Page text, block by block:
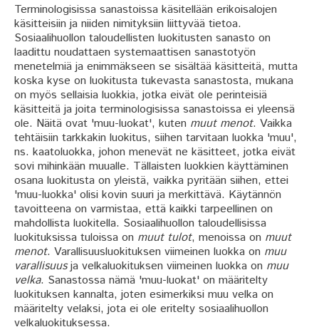
Terminologisissa sanastoissa käsitellään erikoisalojen
käsitteisiin ja niiden nimityksiin liittyvää tietoa.
Sosiaalihuollon taloudellisten luokitusten sanasto on
laadittu noudattaen systemaattisen sanastotyön
menetelmiä ja enimmäkseen se sisältää käsitteitä, mutta
koska kyse on luokitusta tukevasta sanastosta, mukana
on myös sellaisia luokkia, jotka eivät ole perinteisiä
käsitteitä ja joita terminologisissa sanastoissa ei yleensä
ole. Näitä ovat 'muu-luokat', kuten muut menot. Vaikka
tehtäisiin tarkkakin luokitus, siihen tarvitaan luokka 'muu',
ns. kaatoluokka, johon menevät ne käsitteet, jotka eivät
sovi mihinkään muualle. Tällaisten luokkien käyttäminen
osana luokitusta on yleistä, vaikka pyritään siihen, ettei
'muu-luokka' olisi kovin suuri ja merkittävä. Käytännön
tavoitteena on varmistaa, että kaikki tarpeellinen on
mahdollista luokitella. Sosiaalihuollon taloudellisissa
luokituksissa tuloissa on muut tulot, menoissa on muut
menot. Varallisuusluokituksen viimeinen luokka on muu
varallisuusja velkaluokituksen viimeinen luokka on muu
velka. Sanastossa nämä 'muu-luokat' on määritelty
luokituksen kannalta, joten esimerkiksi muu velka on
määritelty velaksi, jota ei ole eritelty sosiaalihuollon
velkaluokituksessa.